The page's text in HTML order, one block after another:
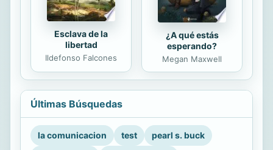
Esclava de la
libertad
Ildefonso Falcones
¿A qué estás
esperando?
Megan Maxwell
Últimas Búsquedas
la comunicacion test
pearl s. buck